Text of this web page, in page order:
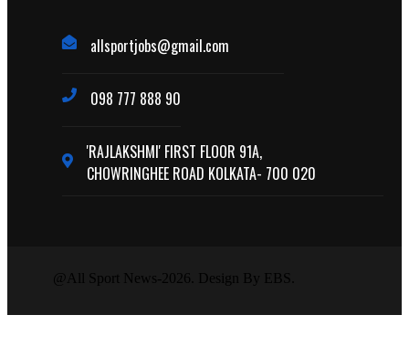
allsportjobs@gmail.com
098 777 888 90
'RAJLAKSHMI' FIRST FLOOR 91A,
CHOWRINGHEE ROAD KOLKATA- 700 020
@All Sport News-2026. Design By EBS.